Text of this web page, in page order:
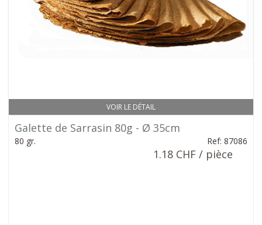
VOIR LE DÉTAIL
Galette de Sarrasin 80g - Ø 35cm
80 gr. Ref: 87086
1.18 CHF / pièce